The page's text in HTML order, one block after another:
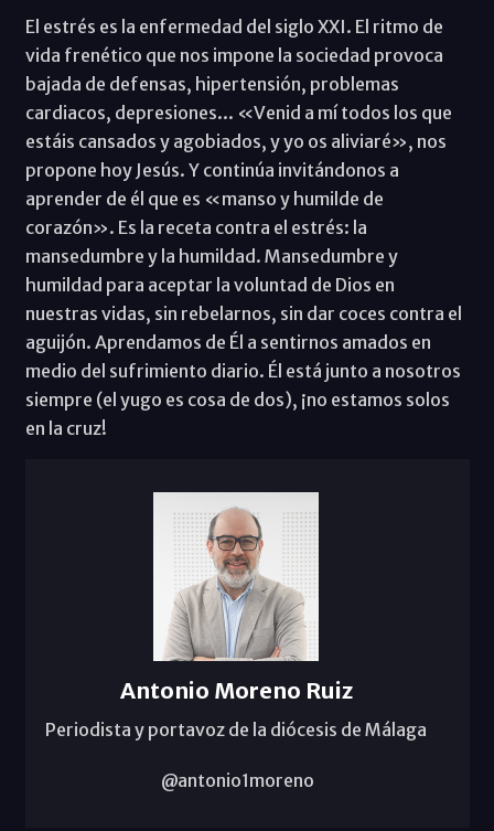
El estrés es la enfermedad del siglo XXI. El ritmo de
vida frenético que nos impone la sociedad provoca
bajada de defensas, hipertensión, problemas
cardiacos, depresiones... «Venid a mí todos los que
estáis cansados y agobiados, y yo os aliviaré», nos
propone hoy Jesús. Y continúa invitándonos a
aprender de él que es «manso y humilde de
corazón». Es la receta contra el estrés: la
mansedumbre y la humildad. Mansedumbre y
humildad para aceptar la voluntad de Dios en
nuestras vidas, sin rebelarnos, sin dar coces contra el
aguijón. Aprendamos de Él a sentirnos amados en
medio del sufrimiento diario. Él está junto a nosotros
siempre (el yugo es cosa de dos), ¡no estamos solos
en la cruz!
Antonio Moreno Ruiz
Periodista y portavoz de la diócesis de Málaga
@antonio1moreno